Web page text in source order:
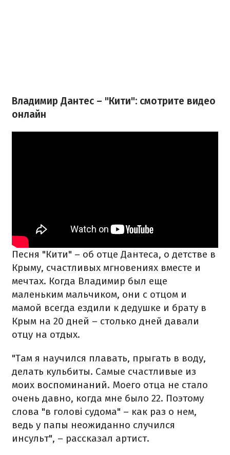
Владимир Дантес – "Кити": смотрите видео
онлайн
Песня "Кити" – об отце Дантеса, о детстве в
Крыму, счастливых мгновениях вместе и
мечтах. Когда Владимир был еще
маленьким мальчиком, они с отцом и
мамой всегда ездили к дедушке и брату в
Крым на 20 дней – столько дней давали
отцу на отдых.
"Там я научился плавать, прыгать в воду,
делать кульбиты. Самые счастливые из
моих воспоминаний. Моего отца не стало
очень давно, когда мне было 22. Поэтому
слова "в голові судома" – как раз о нем,
ведь у папы неожиданно случился
инсульт", – рассказал артист.